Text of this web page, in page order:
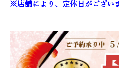
※店舗により、定休日がございま